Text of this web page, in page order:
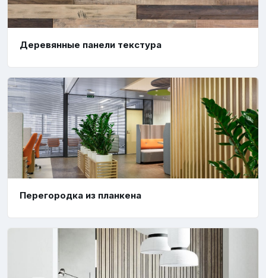
Деревянные панели текстура
Перегородка из планкена